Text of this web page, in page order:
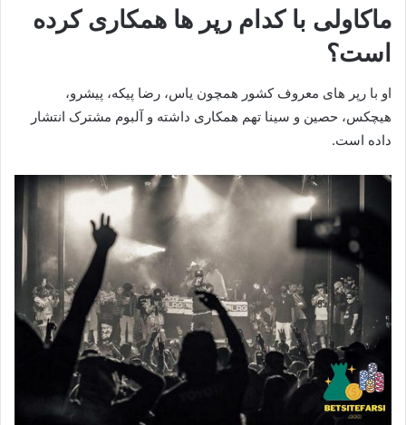
ماکاولی با کدام رپر ها همکاری کرده
است؟
او با رپر های معروف کشور همچون یاس، رضا پیکه، پیشرو،
هیچکس، حصین و سینا تهم همکاری داشته و آلبوم مشترک انتشار
داده است.